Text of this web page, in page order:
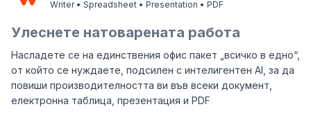
Writer • Spreadsheet • Presentation • PDF
Улеснете натоварената работа
Насладете се на единствения офис пакет „всичко в едно“,
от който се нуждаете, подсилен с интелигентен AI, за да
повиши производителността ви във всеки документ,
електронна таблица, презентация и PDF